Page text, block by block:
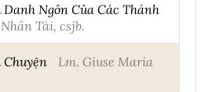
Ngôn Của Các Thánh
Tài, csjb.
Chuyện
Lm. Giuse Maria